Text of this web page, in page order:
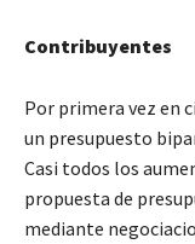
Contribuyentes
Por primera vez en
un presupuesto
Casi todos los
propuesta de
mediante